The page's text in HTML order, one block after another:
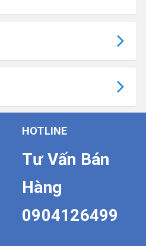
HOTLINE
Tư Vấn Bán
Hàng
0904126499